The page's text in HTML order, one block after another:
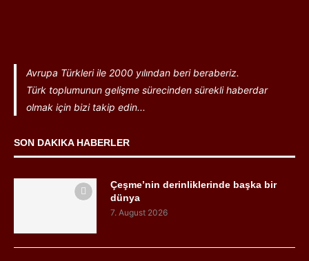
Avrupa Türkleri ile 2000 yılından beri beraberiz.
Türk toplumunun gelişme sürecinden sürekli haberdar
olmak için bizi takip edin...
SON DAKIKA HABERLER
Çeşme’nin derinliklerinde başka bir
dünya
7. August 2026